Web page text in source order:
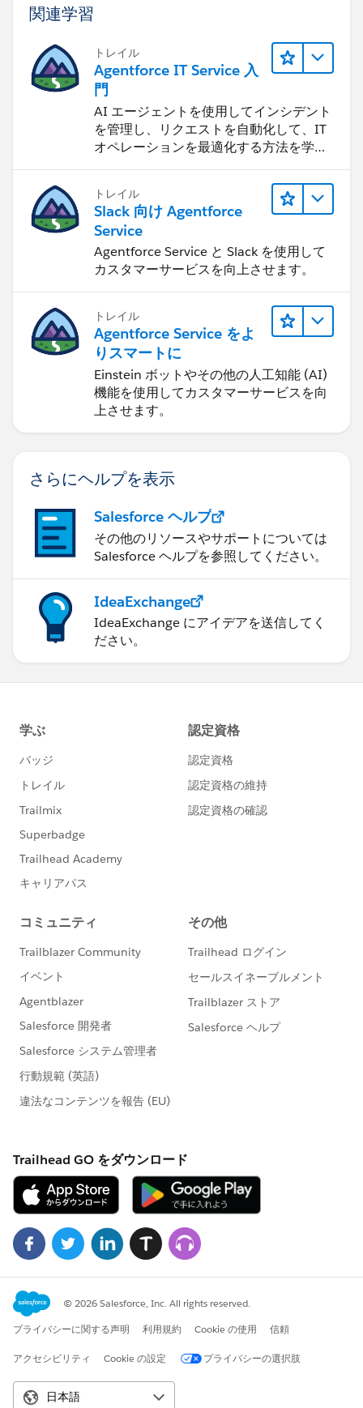
関連学習
トレイル
Agentforce IT Service 入
門
AI エージェントを使用してインシデント
を管理し、リクエストを自動化して、IT
オペレーションを最適化する方法を学習
トレイル
Slack 向け Agentforce
Service
Agentforce Service と Slack を使用して
カスタマーサービスを向上させます。
トレイル
Agentforce Service をよ
りスマートに
Einstein ボットやその他の人工知能 (AI)
機能を使用してカスタマーサービスを向
上させます。
さらにヘルプを表示
Salesforce ヘルプ
その他のリソースやサポートについては
Salesforce ヘルプを参照してください。
IdeaExchange
IdeaExchange にアイデアを送信してく
ださい。